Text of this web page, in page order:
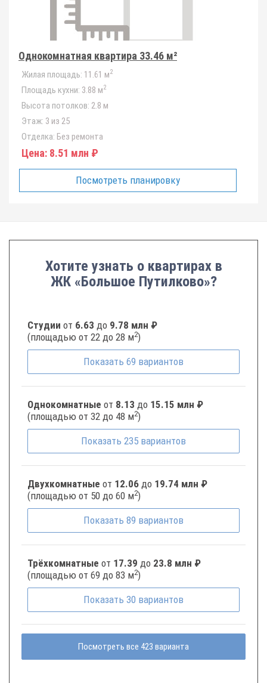
Однокомнатная квартира 33.46 м²
Жилая площадь: 11.61 м2
Площадь кухни: 3.88 м2
Высота потолков: 2.8 м
Этаж: 3 из 25
Отделка: Без ремонта
Цена: 8.51 млн ₽
Посмотреть планировку
Хотите узнать о квартирах в
ЖК «Большое Путилково»?
Студии от 6.63 до 9.78 млн ₽
(площадью от 22 до 28 м2)
Показать 69 вариантов
Однокомнатные от 8.13 до 15.15 млн ₽
(площадью от 32 до 48 м2)
Показать 235 вариантов
Двухкомнатные от 12.06 до 19.74 млн ₽
(площадью от 50 до 60 м2)
Показать 89 вариантов
Трёхкомнатные от 17.39 до 23.8 млн ₽
(площадью от 69 до 83 м2)
Показать 30 вариантов
Посмотреть все 423 варианта